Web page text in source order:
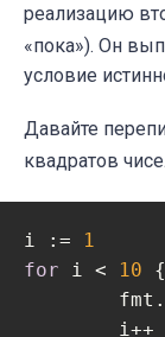
реализацию
«пока»). Он
условие
Давайте
квадратов
i :=
1
for i < 10 {